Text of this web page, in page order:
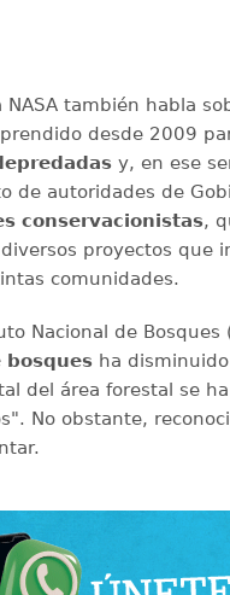
NASA también habla
desde 2009
y, en ese
de autoridades de
conservacionistas,
proyectos que
comunidades.
Nacional de Bosques
bosquesha
del área forestal se
No obstante,